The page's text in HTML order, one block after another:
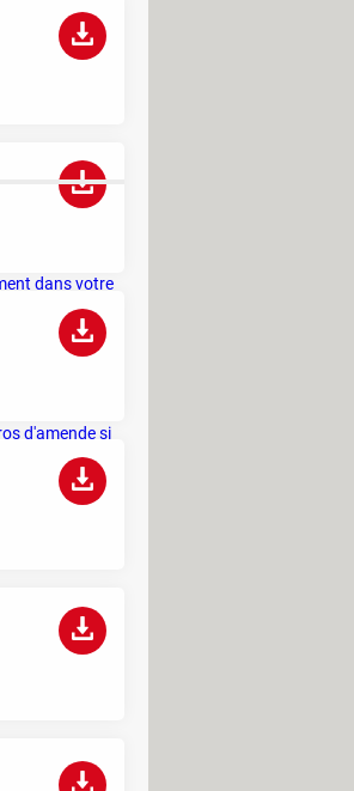
dans votre
pour
d'amende si
vous cet été
entreprise